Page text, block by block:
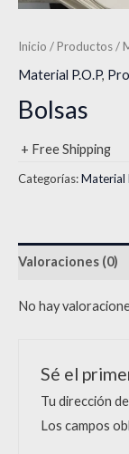
Inicio /Productos/
Material P.O.P,
Bolsas
+ Free Shipping
Categorías:Material
Valoraciones (0)
No hay
Sé el
Tu dirección
Los campos